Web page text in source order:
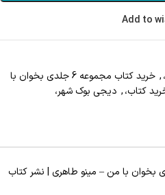
Add to
,
خرید کتاب مجموعه 6 جلدی بخوان با
کتاب،, دیجی بوک شهر،
خرید کتاب مجموعه 6 جلدی بخوان با من – مینو طاهری | نشر کتاب